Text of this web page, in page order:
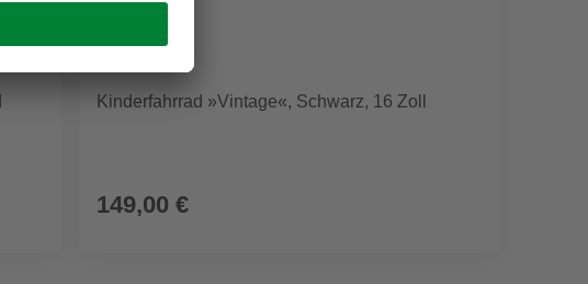
Kinderfahrrad »Vintage«, Schwarz, 16 Zoll
149,00 €